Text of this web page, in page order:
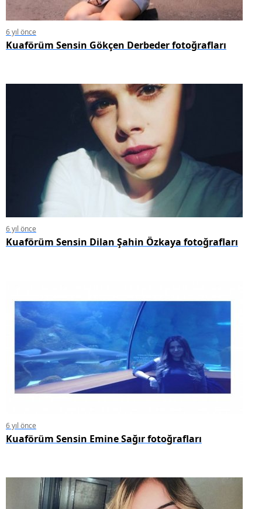
6 yıl önce
Kuaförüm Sensin Gökçen Derbeder fotoğrafları
6 yıl önce
Kuaförüm Sensin Dilan Şahin Özkaya fotoğrafları
6 yıl önce
Kuaförüm Sensin Emine Sağır fotoğrafları